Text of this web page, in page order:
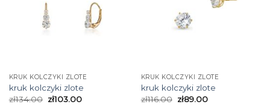
KRUK KOLCZYKI ZLOTE
kruk kolczyki zlote
zł134.00 zł103.00
KRUK KOLCZYKI ZLOTE
kruk kolczyki zlote
zł116.00 zł89.00